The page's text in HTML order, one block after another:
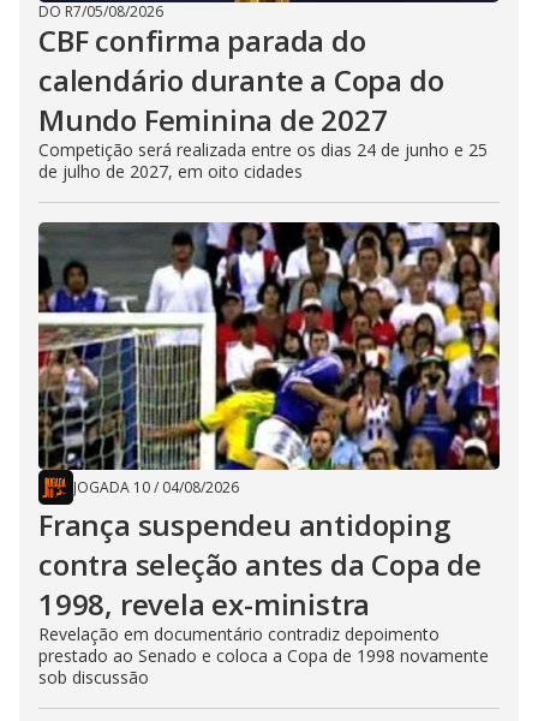
DO R7/05/08/2026
CBF confirma parada do
calendário durante a Copa do
Mundo Feminina de 2027
Competição será realizada entre os dias 24 de junho e 25
de julho de 2027, em oito cidades
JOGADA 10/ 04/08/2026
França suspendeu antidoping
contra seleção antes da Copa de
1998, revela ex-ministra
Revelação em documentário contradiz depoimento
prestado ao Senado e coloca a Copa de 1998 novamente
sob discussão